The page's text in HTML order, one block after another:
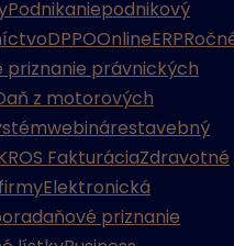
Podnikaniepodnikový
DPPOOnlineERP
priznanie právnických
z motorových
webinárestavebný
FakturáciaZdravotné
Elektronická
daňové priznanie